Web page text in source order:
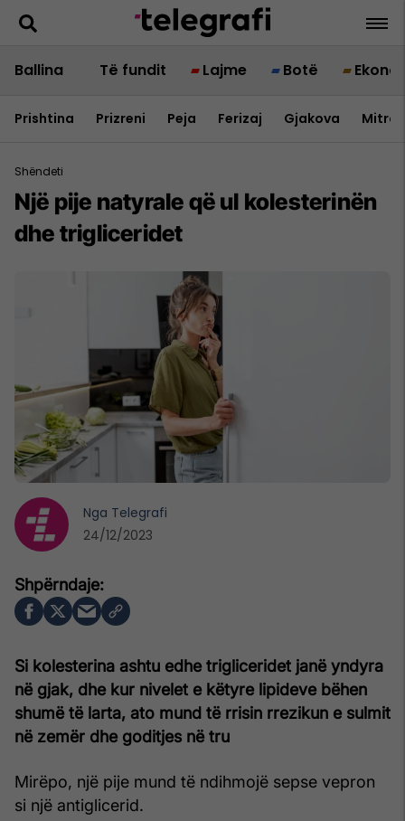
Ballina Të fundit Lajme Botë
Prishtina Prizreni Peja Ferizaj Gjakova
Shëndeti
Një pije natyrale që ul kolesterinën
dhe trigliceridet
Si kolesterina ashtu edhe trigliceridet janë yndyra
në gjak, dhe kur nivelet e këtyre lipideve bëhen
shumë të larta, ato mund të rrisin rrezikun e sulmit
në zemër dhe goditjes në tru
Mirëpo, një pije mund të ndihmojë sepse vepron
si një antiglicerid.
Nga Telegrafi
24/12/2023